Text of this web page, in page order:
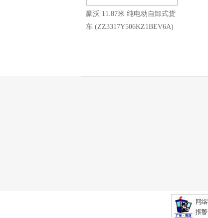
豪沃 11.87米 纯电动自卸式货
车 (ZZ3317Y506KZ1BEV6A)